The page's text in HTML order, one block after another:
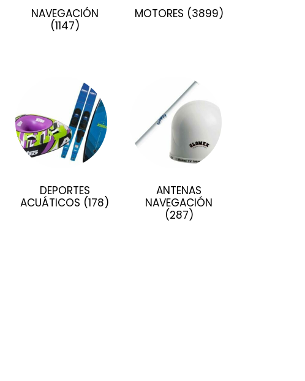
NAVEGACIÓN
(1147)
MOTORES (3899)
DEPORTES
ACUÁTICOS (178)
ANTENAS
NAVEGACIÓN
(287)